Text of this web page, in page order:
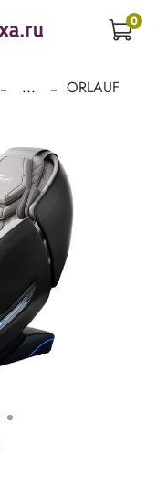
0
... ORLAUF